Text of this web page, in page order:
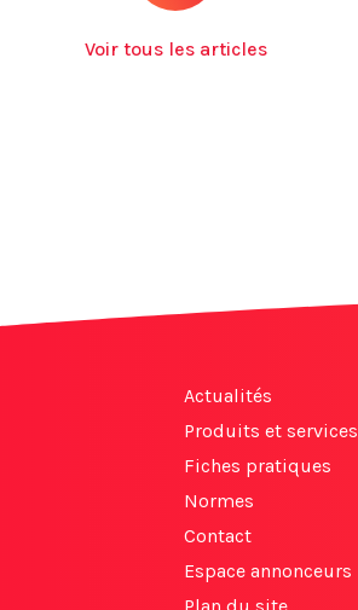
Voir tous les articles
Actualités
Produits et services
Fiches pratiques
Normes
Contact
Espace annonceurs